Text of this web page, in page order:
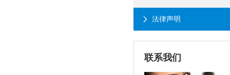
法律声明
联系我们